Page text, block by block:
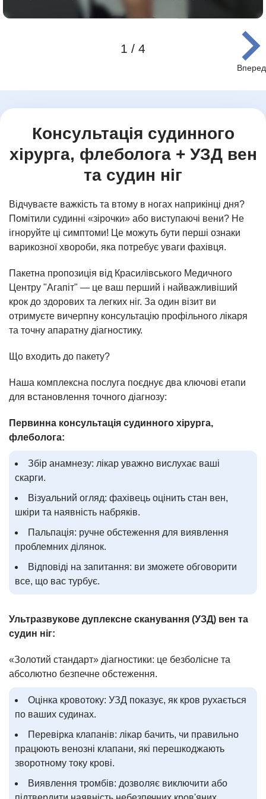
4
1 / 4
Консультація судинного
хірурга, флеболога + УЗД вен
та судин ніг
Відчуваєте важкість та втому в ногах наприкінці дня?
Помітили судинні «зірочки» або виступаючі вени? Не
ігноруйте ці симптоми! Це можуть бути перші ознаки
варикозної хвороби, яка потребує уваги фахівця.
Пакетна пропозиція від Красилівського Медичного
Центру "Агапіт" — це ваш перший і найважливіший
крок до здорових та легких ніг. За один візит ви
отримуєте вичерпну консультацію профільного лікаря
та точну апаратну діагностику.
Що входить до пакету?
Наша комплексна послуга поєднує два ключові етапи
для встановлення точного діагнозу:
Первинна консультація судинного хірурга,
флеболога:
Збір анамнезу: лікар уважно вислухає ваші
скарги.
Візуальний огляд: фахівець оцінить стан вен,
шкіри та наявність набряків.
Пальпація: ручне обстеження для виявлення
проблемних ділянок.
Відповіді на запитання: ви зможете обговорити
все, що вас турбує.
Ультразвукове дуплексне сканування (УЗД) вен та
судин ніг:
«Золотий стандарт» діагностики: це безболісне та
абсолютно безпечне обстеження.
Оцінка кровотоку: УЗД показує, як кров рухається
по ваших судинах.
Перевірка клапанів: лікар бачить, чи правильно
працюють венозні клапани, які перешкоджають
зворотному току крові.
Виявлення тромбів: дозволяє виключити або